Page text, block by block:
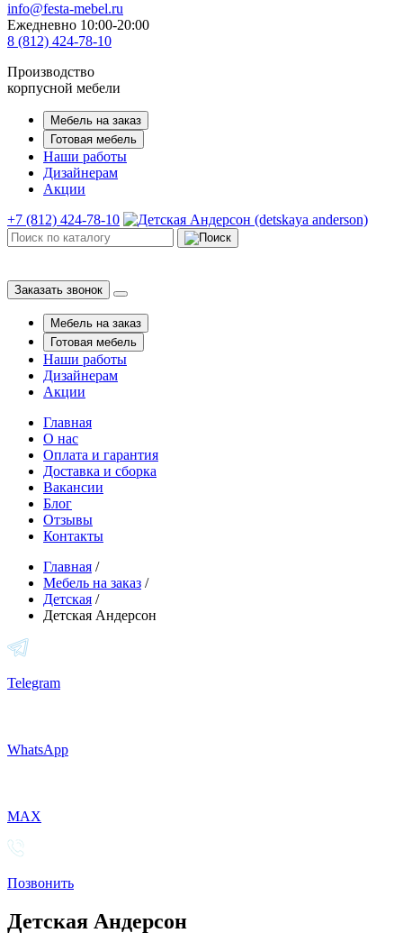
info@festa-mebel.ru
Ежедневно 10:00-20:00
8 (812) 424-78-10
Производство
корпусной мебели
Мебель на заказ
Готовая мебель
Наши работы
Дизайнерам
Акции
+7 (812) 424-78-10
Заказать звонок
Мебель на заказ
Готовая мебель
Наши работы
Дизайнерам
Акции
Главная
О нас
Оплата и гарантия
Доставка и сборка
Вакансии
Блог
Отзывы
Контакты
Главная /
Мебель на заказ /
Детская /
Детская Андерсон
Telegram
WhatsApp
MAX
Позвонить
Детская Андерсон